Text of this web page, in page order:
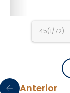
45(1/72)
Anterior